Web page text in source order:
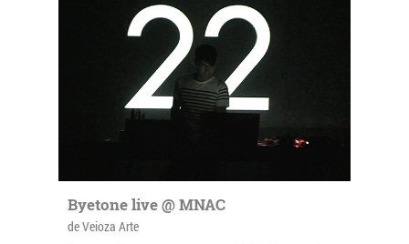
Byetone live @ MNAC
de Veioza Arte